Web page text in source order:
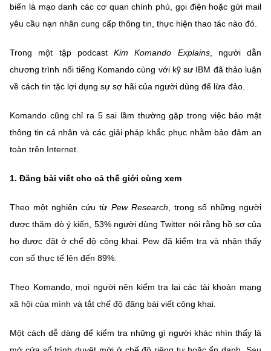
Tin địa phương
Sở hữu trí tuệ
Năng lượng nguyên tử
Ảnh
Nhiệm vụ trọng tâm
Vietnamese English
BỘ KHOA HỌC VÀ CÔNG NGHỆ
Điều khoản sử dụng Theo dõi MST: Góp ý
Cơ quan chủ quản: Bộ Khoa học và Công nghệ (MST)
Giám đốc Trung tâm Truyền thông Khoa học và Công nghệ.
Liên hệ
Email:
stc@mst.gov.vn
biến là mạo danh các cơ quan chính phủ, gọi điện hoặc gửi mail
yêu cầu nạn nhân cung cấp thông tin, thực hiện thao tác nào đó.
Trong một tập podcast Kim Komando Explains, người dẫn
chương trình nổi tiếng Komando cùng với kỹ sư IBM đã thảo luận
về cách tin tặc lợi dụng sự sợ hãi của người dùng để lừa đảo.
Komando cũng chỉ ra 5 sai lầm thường gặp trong việc bảo mật
thông tin cá nhân và các giải pháp khắc phục nhằm bảo đảm an
toàn trên Internet.
1. Đăng bài viết cho cả thế giới cùng xem
Theo một nghiên cứu từ Pew Research , trong số những người
được thăm dò ý kiến, 53% người dùng Twitter nói rằng hồ sơ của
họ được đặt ở chế độ công khai. Pew đã kiểm tra và nhận thấy
con số thực tế lên đến 89%.
Theo Komando, mọi người nên kiểm tra lại các tài khoản mạng
xã hội của mình và tắt chế độ đăng bài viết công khai.
Một cách dễ dàng để kiểm tra những gì người khác nhìn thấy là